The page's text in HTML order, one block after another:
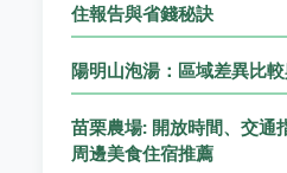
住報告與省錢秘訣
陽明山泡湯：區域差異比
苗栗農場: 開放時間、交通
周邊美食住宿推薦